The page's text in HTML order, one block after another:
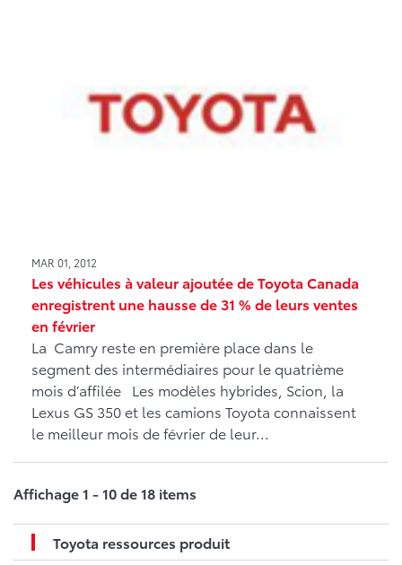
MAR 01, 2012
Les véhicules à valeur ajoutée de Toyota Canada
enregistrent une hausse de 31 % de leurs ventes
en février
La Camry reste en première place dans le
segment des intermédiaires pour le quatrième
mois d’affilée Les modèles hybrides, Scion, la
Lexus GS 350 et les camions Toyota connaissent
le meilleur mois de février de leur...
Affichage 1 - 10 de 18 items
Toyota ressources produit